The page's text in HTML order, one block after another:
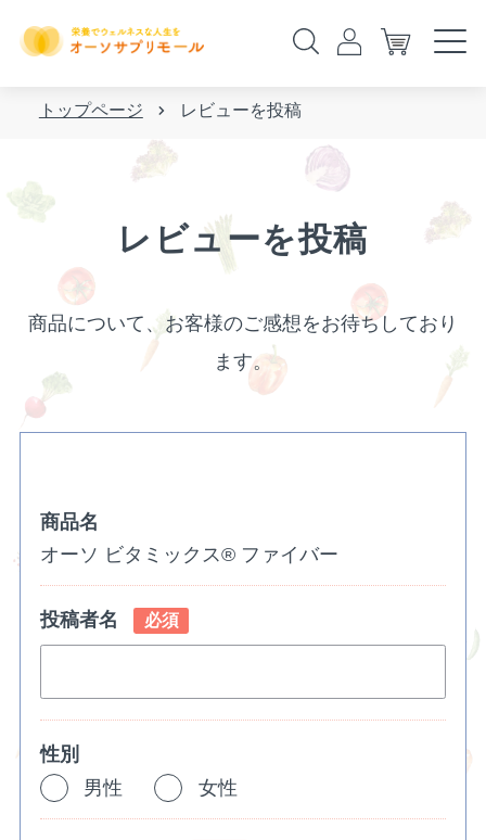
トップページ レビューを投稿
レビューを投稿
商品について、お客様のご感想をお待ちしており
ます。
商品名
オーソ ビタミックス® ファイバー
投稿者名 必須
性別
男性
女性